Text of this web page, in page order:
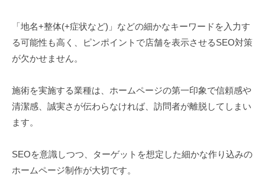
「地名+整体(+症状など)」などの細かなキーワードを入力す
る可能性も高く、ピンポイントで店舗を表示させるSEO対策
が欠かせません。
施術を実施する業種は、ホームページの第一印象で信頼感や
清潔感、誠実さが伝わらなければ、訪問者が離脱してしまい
ます。
SEOを意識しつつ、ターゲットを想定した細かな作り込みの
ホームページ制作が大切です。